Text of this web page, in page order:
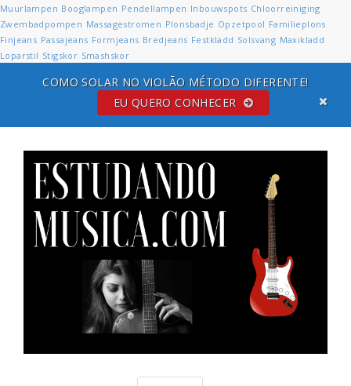
Muurlampen Booglampen Pendellampen Inbouwspots Chloorreiniging
Zwembadpompen Massagestromen Plonsbadje Opzetpool Familieplons
Finjeans Passajeans Formjeans Bredjeans Festkladd Solsvang Maxikladd
Loparstil Stigskor Smashskor
EU QUERO CONHECER